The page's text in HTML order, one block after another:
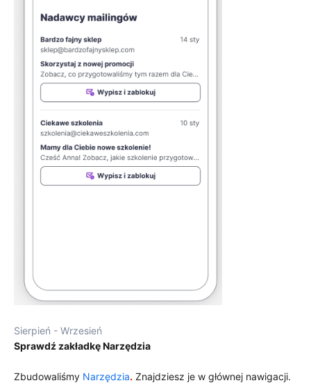
Sierpień - Wrzesień
Sprawdź zakładkę Narzędzia
Zbudowaliśmy Narzędzia. Znajdziesz je w głównej nawigacji.